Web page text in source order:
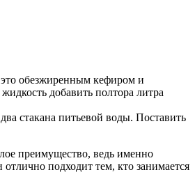
это обезжиренным кефиром и
добавить полтора литра
стакана питьевой воды. Поставить
преимущество, ведь именно
подходит тем, кто занимается